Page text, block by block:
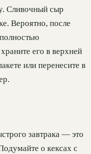
Сливочный сыр
Вероятно, после
его в верхней
или перенесите в
завтрака — это
о кексах с